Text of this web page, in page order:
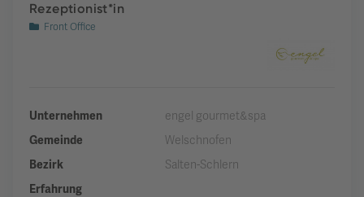
Rezeptionist*in
Front Office
Unternehmen
engel gourmet&spa
Gemeinde
Welschnofen
Bezirk
Salten-Schlern
Erfahrung